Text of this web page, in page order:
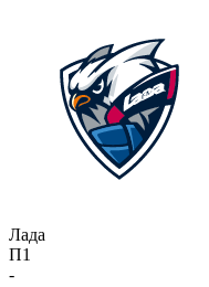
Лада
П1
-